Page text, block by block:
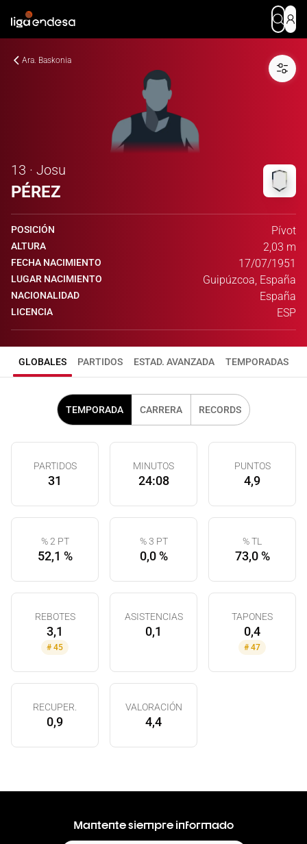
Ara. Baskonia
13 · Josu
PÉREZ
POSICIÓN Pívot
ALTURA 2,03 m
FECHA NACIMIENTO 17/07/1951
LUGAR NACIMIENTO Guipúzcoa, España
NACIONALIDAD España
LICENCIA ESP
GLOBALES PARTIDOS ESTAD. AVANZADA TEMPORADAS
TEMPORADA CARRERA RECORDS
PARTIDOS
31
MINUTOS
24:08
PUNTOS
4,9
% 2 PT
52,1 %
% 3 PT
0,0 %
% TL
73,0 %
REBOTES
3,1
# 45
ASISTENCIAS
0,1
TAPONES
0,4
# 47
RECUPER.
0,9
VALORACIÓN
4,4
Mantente siempre informado